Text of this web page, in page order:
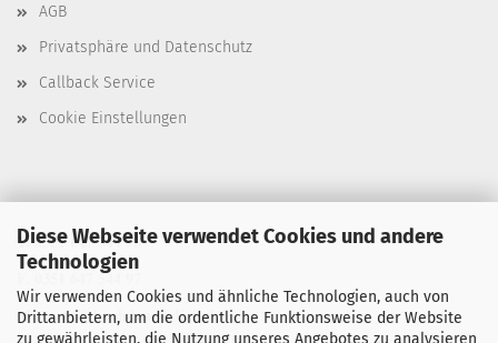
Diese Webseite verwendet Cookies und andere
Technologien
Wir verwenden Cookies und ähnliche Technologien, auch von
Drittanbietern, um die ordentliche Funktionsweise der Website
zu gewährleisten, die Nutzung unseres Angebotes zu analysieren
AGB
Privatsphäre und Datenschutz
Callback Service
Cookie Einstellungen
T. 0351 647 544 93
F. 0351 647 544 97
M. manu@buchdruck-digital.de